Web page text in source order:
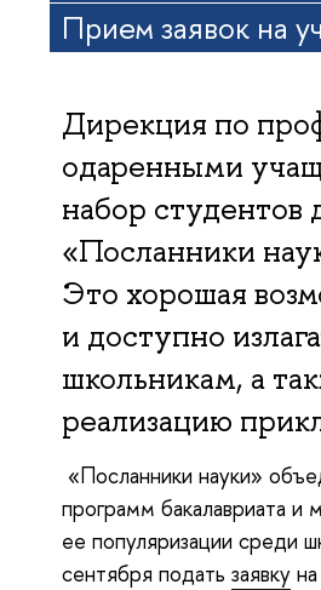
Прием заявок на
Дирекция по
одаренными
набор студентов
«Посланники
Это хорошая
и доступно
школьникам, а
реализацию
«Посланники науки»
программ бакалавриата и
ее популяризации среди
сентября подать заявку